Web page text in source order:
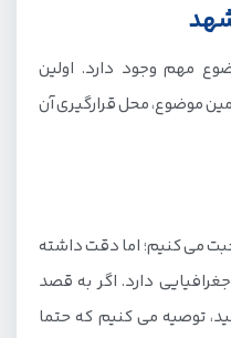
مهم وجود دارد. اولین
موضوع، محل قرارگیری آن
می کنیم؛ اما دقت داشته
دارد. اگر به قصد
توصیه می کنیم که حتما